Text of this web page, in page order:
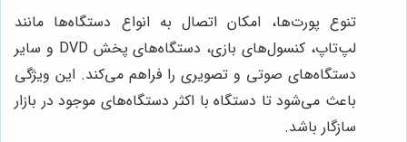
تنوع پورت‌ها، امکان اتصال به انواع دستگاه‌ها مانند
لپ‌تاپ، کنسول‌های بازی، دستگاه‌های پخش DVD و سایر
دستگاه‌های صوتی و تصویری را فراهم می‌کند. این ویژگی
باعث می‌شود تا دستگاه با اکثر دستگاه‌های موجود در بازار
سازگار باشد.